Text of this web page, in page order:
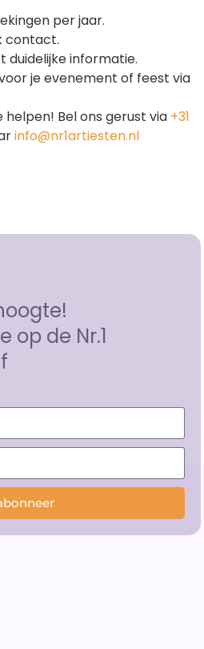
per jaar.
contact.
duidelijke informatie.
je evenement of feest via
Bel ons gerust via +31
info@nr1artiesten.nl
op de Nr.1